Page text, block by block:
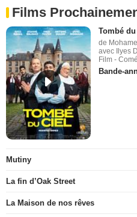
Films
Tombé du
de
avec Ilyes
Film -
Bande-
Mutiny
La fin d’Oak Street
La Maison de nos rêves